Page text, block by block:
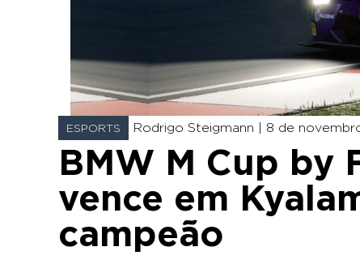
ESPORTS Rodrigo Steigmann | 8 de
BMW M Cup by
vence em
campeão